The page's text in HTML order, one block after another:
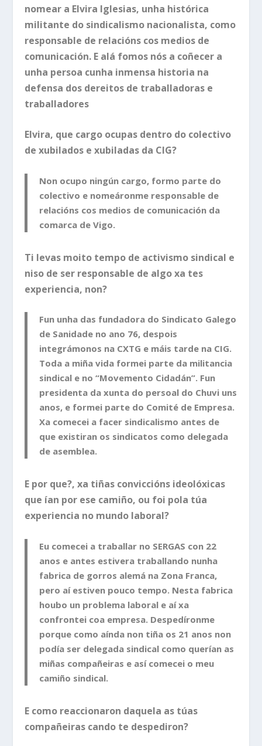
nomear a Elvira Iglesias, unha histórica
militante do sindicalismo nacionalista, como
responsable de relacións cos medios de
comunicación. E alá fomos nós a coñecer a
unha persoa cunha inmensa historia na
defensa dos dereitos de traballadoras e
traballadores
Elvira, que cargo ocupas dentro do colectivo
de xubilados e xubiladas da CIG?
Non ocupo ningún cargo, formo parte do
colectivo e nomeáronme responsable de
relacións cos medios de comunicación da
comarca de Vigo.
Ti levas moito tempo de activismo sindical e
niso de ser responsable de algo xa tes
experiencia, non?
Fun unha das fundadora do Sindicato Galego
de Sanidade no ano 76, despois
integrámonos na CXTG e máis tarde na CIG.
Toda a miña vida formei parte da militancia
sindical e no “Movemento Cidadán”. Fun
presidenta da xunta do persoal do Chuvi uns
anos, e formei parte do Comité de Empresa.
Xa comecei a facer sindicalismo antes de
que existiran os sindicatos como delegada
de asemblea.
E por que?, xa tiñas conviccións ideolóxicas
que ían por ese camiño, ou foi pola túa
experiencia no mundo laboral?
Eu comecei a traballar no SERGAS con 22
anos e antes estivera traballando nunha
fabrica de gorros alemá na Zona Franca,
pero aí estiven pouco tempo. Nesta fabrica
houbo un problema laboral e aí xa
confrontei coa empresa. Despedíronme
porque como aínda non tiña os 21 anos non
podía ser delegada sindical como querían as
miñas compañeiras e así comecei o meu
camiño sindical.
E como reaccionaron daquela as túas
compañeiras cando te despediron?